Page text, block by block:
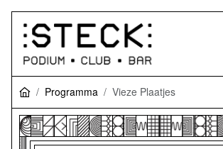
Programma Vieze Plaatjes